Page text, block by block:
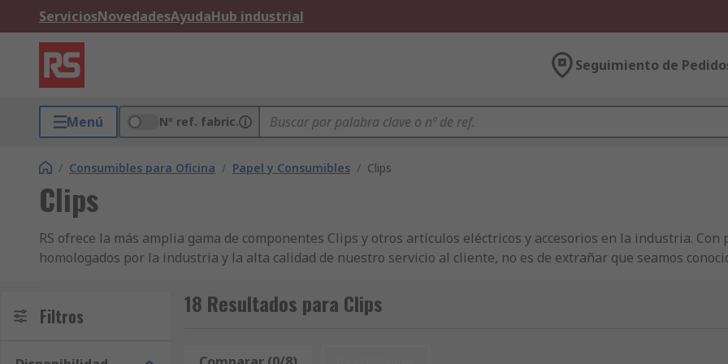
ServiciosNovedadesAyudaHub industrial
Seguimiento de
Menú Nº ref. fabric.
/ Consumibles para Oficina / Papel y Consumibles / Clips
Clips
RS ofrece la más amplia gama de componentes Clips y otros artículos eléctricos y accesorios en la industria.
homologados por la industria y la alta calidad de nuestro servicio al cliente, no es de extrañar que seamos
documentos perforados. ¿No consigue decidirse entre productos de marcas distintas? Puede utilizar nuestro
Clips por marca, fabricante, disponibilidad u otras características. La selección mostrará una gama de productos,
nuestro servicio gratuito de entrega en 24/48 h con sus pedidos de productos de Clips. Si usted compra en
Filtros 18 Resultados para Clips